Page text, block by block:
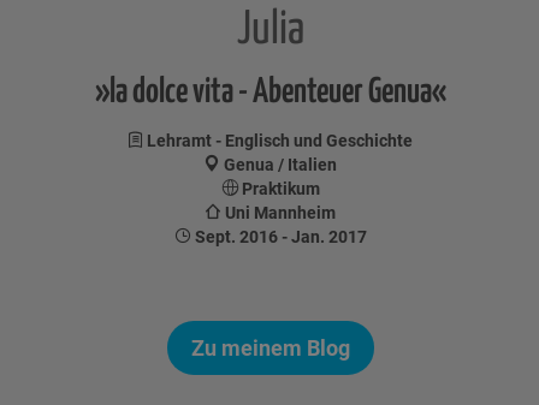
Julia
»la dolce vita - Abenteuer Genua«
Lehramt - Englisch und Geschichte
Genua / Italien
Praktikum
Uni Mannheim
Sept. 2016 - Jan. 2017
Zu meinem Blog